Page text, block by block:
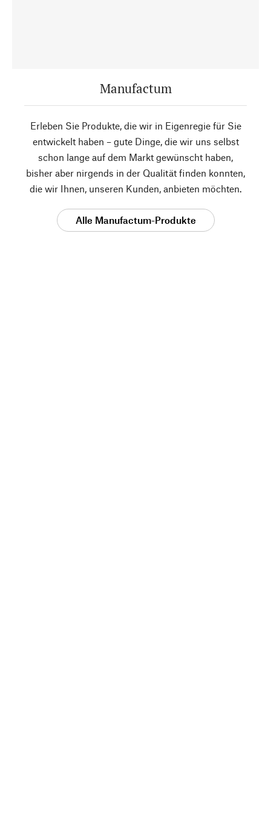
Manufactum
Erleben Sie Produkte, die wir in Eigenregie für Sie
entwickelt haben – gute Dinge, die wir uns selbst
schon lange auf dem Markt gewünscht haben,
bisher aber nirgends in der Qualität finden konnten,
die wir Ihnen, unseren Kunden, anbieten möchten.
Alle Manufactum-Produkte